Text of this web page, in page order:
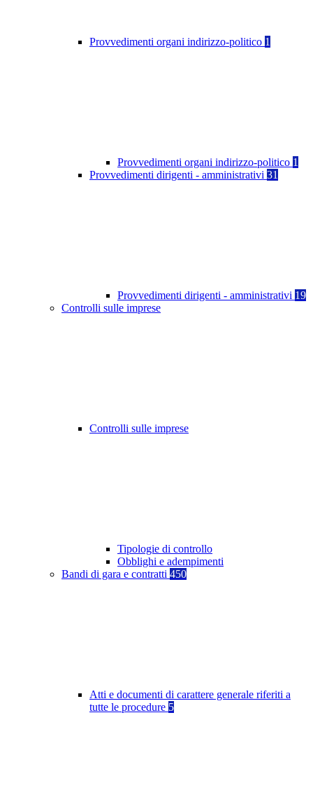
Provvedimenti organi indirizzo-politico 1
Provvedimenti organi indirizzo-politico 1
Provvedimenti dirigenti - amministrativi 31
Provvedimenti dirigenti - amministrativi 19
Controlli sulle imprese
Controlli sulle imprese
Tipologie di controllo
Obblighi e adempimenti
Bandi di gara e contratti 450
Atti e documenti di carattere generale riferiti a
tutte le procedure 5